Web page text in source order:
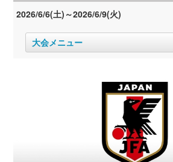
2026/6/6(土)～2026/6/9(火)
大会メニュー